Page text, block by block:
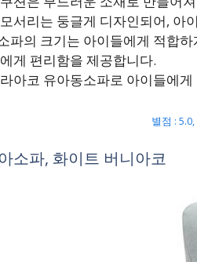
서리는 둥글게 디자인되어, 아
파의 크기는 아이들에게 적합
게 편리함을 제공합니다.
아코 유아동소파로 아이들에
별점 :
소파, 화이트 버니아코